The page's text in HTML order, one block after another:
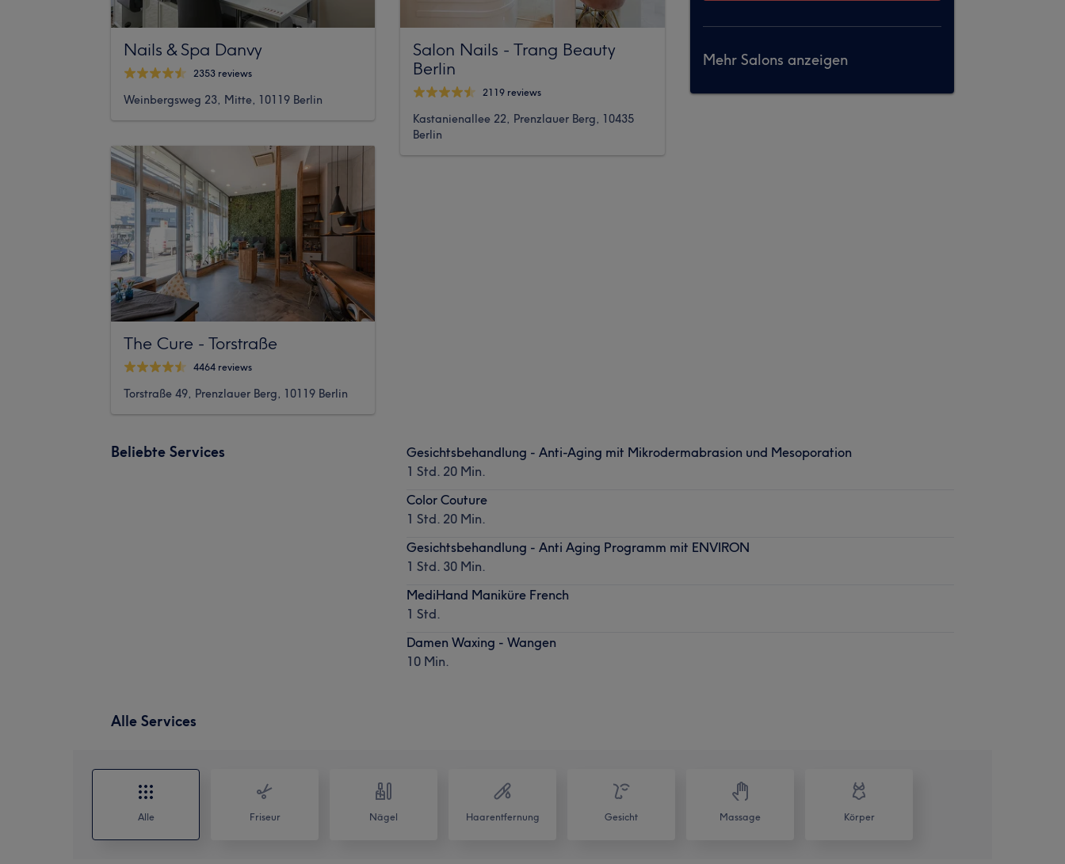
Nails & Spa Danvy
2353 reviews
Weinbergsweg 23, Mitte, 10119 Berlin
The Cure - Torstraße
4464 reviews
Torstraße 49, Prenzlauer Berg, 10119 Berlin
Salon Nails - Trang Beauty
Berlin
2119 reviews
Kastanienallee 22, Prenzlauer Berg, 10435
Berlin
Mehr Salons anzeigen
Beliebte Services
Gesichtsbehandlung - Anti-Aging mit Mikrodermabrasion und Mesoporation
1 Std. 20 Min.
Color Couture
1 Std. 20 Min.
Gesichtsbehandlung - Anti Aging Programm mit ENVIRON
1 Std. 30 Min.
MediHand Maniküre French
1 Std.
Damen Waxing - Wangen
10 Min.
Alle Services
Alle Friseur Nägel Haarentfernung Gesicht Massage Körper